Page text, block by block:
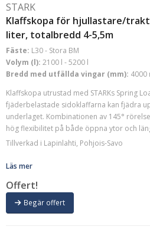
STARK
Klaffskopa för hjullastare/
liter, totalbredd 4-5,5m
Fäste: L30 - Stora BM
Volym (l): 2100 l - 5200 l
Bredd med utfällda vingar (mm): 4000
Klaffskopa utrustad med STARKs Spring
fjäderbelastade sidoklaffarna kan fjädra
underlaget. Kombinationen av 145°
hög flexibilitet på både öppna ytor och
Tillverkad i Lapinlahti, Pohjois-Savo
Läs mer
Offert!
Begär offert